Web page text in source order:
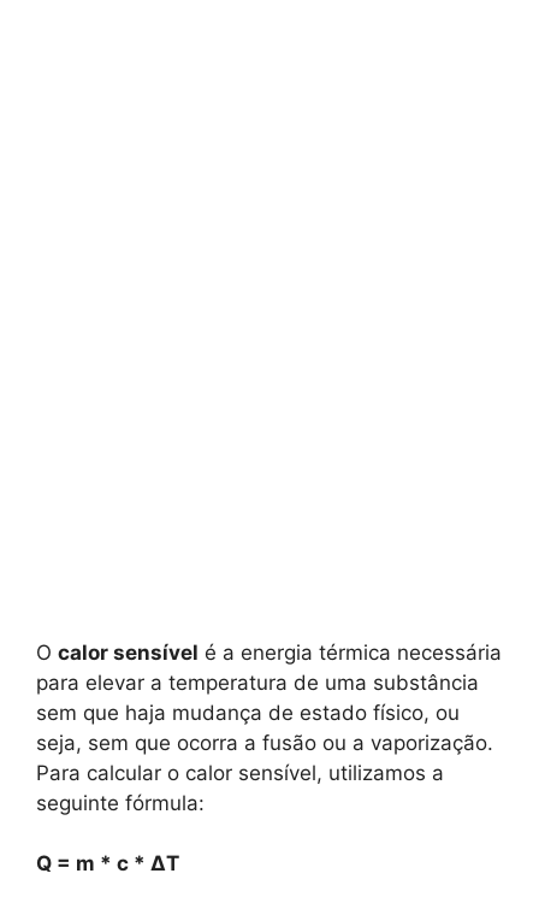
O calor sensível é a energia térmica necessária
para elevar a temperatura de uma substância
sem que haja mudança de estado físico, ou
seja, sem que ocorra a fusão ou a vaporização.
Para calcular o calor sensível, utilizamos a
seguinte fórmula:
Q = m * c * ΔT